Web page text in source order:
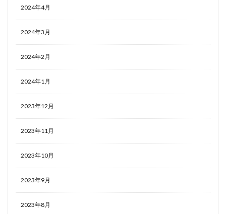
2024年4月
2024年3月
2024年2月
2024年1月
2023年12月
2023年11月
2023年10月
2023年9月
2023年8月